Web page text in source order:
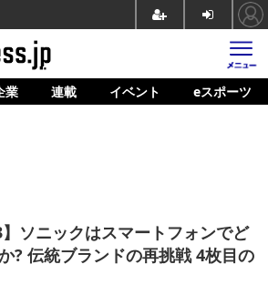
業 連載 イベント eスポーツ
】ソニックはスマートフォンでど
? 伝統ブランドの再挑戦 4枚目の